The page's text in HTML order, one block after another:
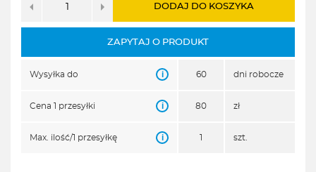
DODAJ DO KOSZYKA
ZAPYTAJ O PRODUKT
Wysyłka do i 60 dni robocze
Cena 1 przesyłki i 80 zł
Max. ilość/1 przesyłkę i szt.